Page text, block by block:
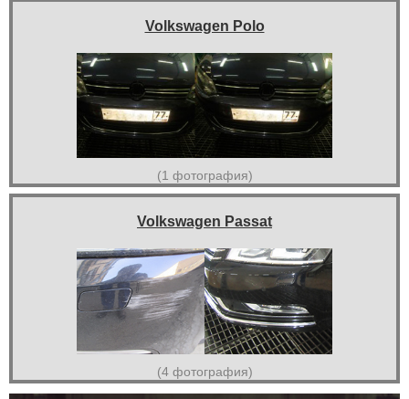
Volkswagen Polo
(1 фотография)
Volkswagen Passat
(4 фотография)